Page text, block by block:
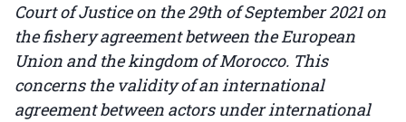
Court of Justice on the 29th of September 2021 on
the fishery agreement between the European
Union and the kingdom of Morocco. This
concerns the validity of an international
agreement between actors under international